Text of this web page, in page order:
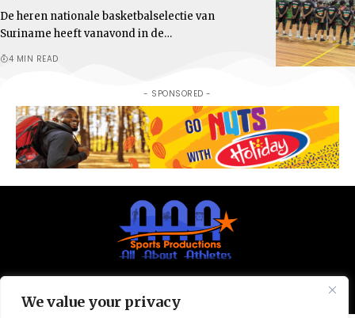
We value your privacy
De heren nationale basketbalselectie van
Suriname heeft vanavond in de…
4 MIN READ
- SPONSORED -
© All Rights Reserved 2025.